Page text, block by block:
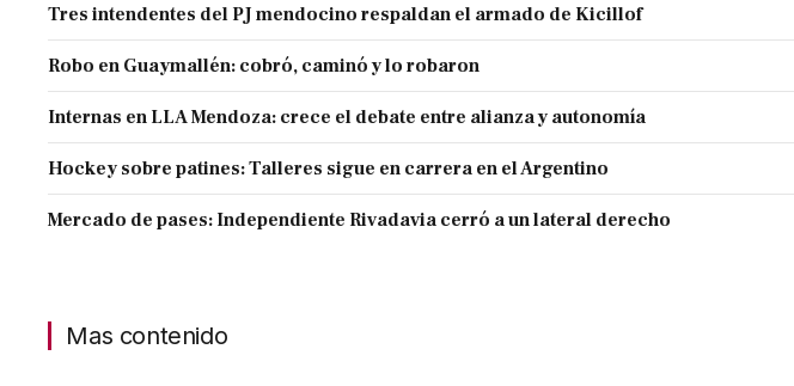
Tres intendentes del PJ mendocino respaldan el armado de Kicillof
Robo en Guaymallén: cobró, caminó y lo robaron
Internas en LLA Mendoza: crece el debate entre alianza y autonomía
Hockey sobre patines: Talleres sigue en carrera en el Argentino
Mercado de pases: Independiente Rivadavia cerró a un lateral derecho
Mas contenido